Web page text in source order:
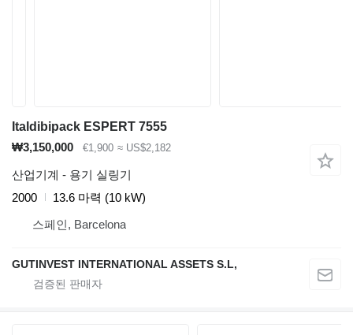
Italdibipack ESPERT 7555
₩3,150,000
€1,900 ≈ US$2,182
산업기계 - 용기 실링기
2000
13.6 마력 (10 kW)
스페인, Barcelona
GUTINVEST INTERNATIONAL ASSETS S.L,